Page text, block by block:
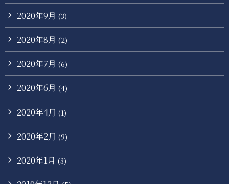
2020年9月 (3)
2020年8月 (2)
2020年7月 (6)
2020年6月 (4)
2020年4月 (1)
2020年2月 (9)
2020年1月 (3)